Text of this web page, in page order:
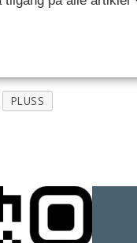
PLUSS